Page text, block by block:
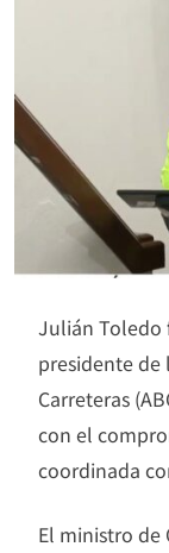
Julián Toledo
presidente
Carreteras
con el
coordinada
El ministro de